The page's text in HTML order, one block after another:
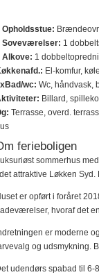
Opholdsstue:
Soveværelser: 1
Alkove: 1
El-komfur,
wc: Wc, håndvask,
Billard,
Terrasse, overd.
ferieboligen
sommerhus
attraktive Løkken
er opført i foråret
hvoraf det
er moderne
og udsmykning.
udendørs spabad til 6-